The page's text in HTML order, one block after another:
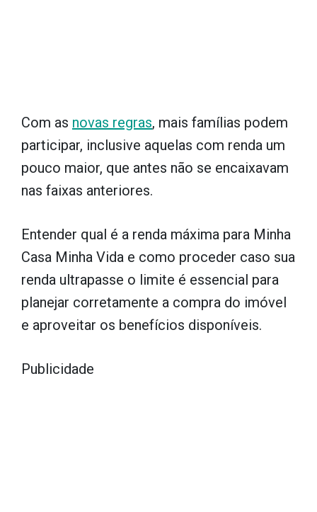
Com as novas regras, mais famílias podem
participar, inclusive aquelas com renda um
pouco maior, que antes não se encaixavam
nas faixas anteriores.
Entender qual é a renda máxima para Minha
Casa Minha Vida e como proceder caso sua
renda ultrapasse o limite é essencial para
planejar corretamente a compra do imóvel
e aproveitar os benefícios disponíveis.
Publicidade